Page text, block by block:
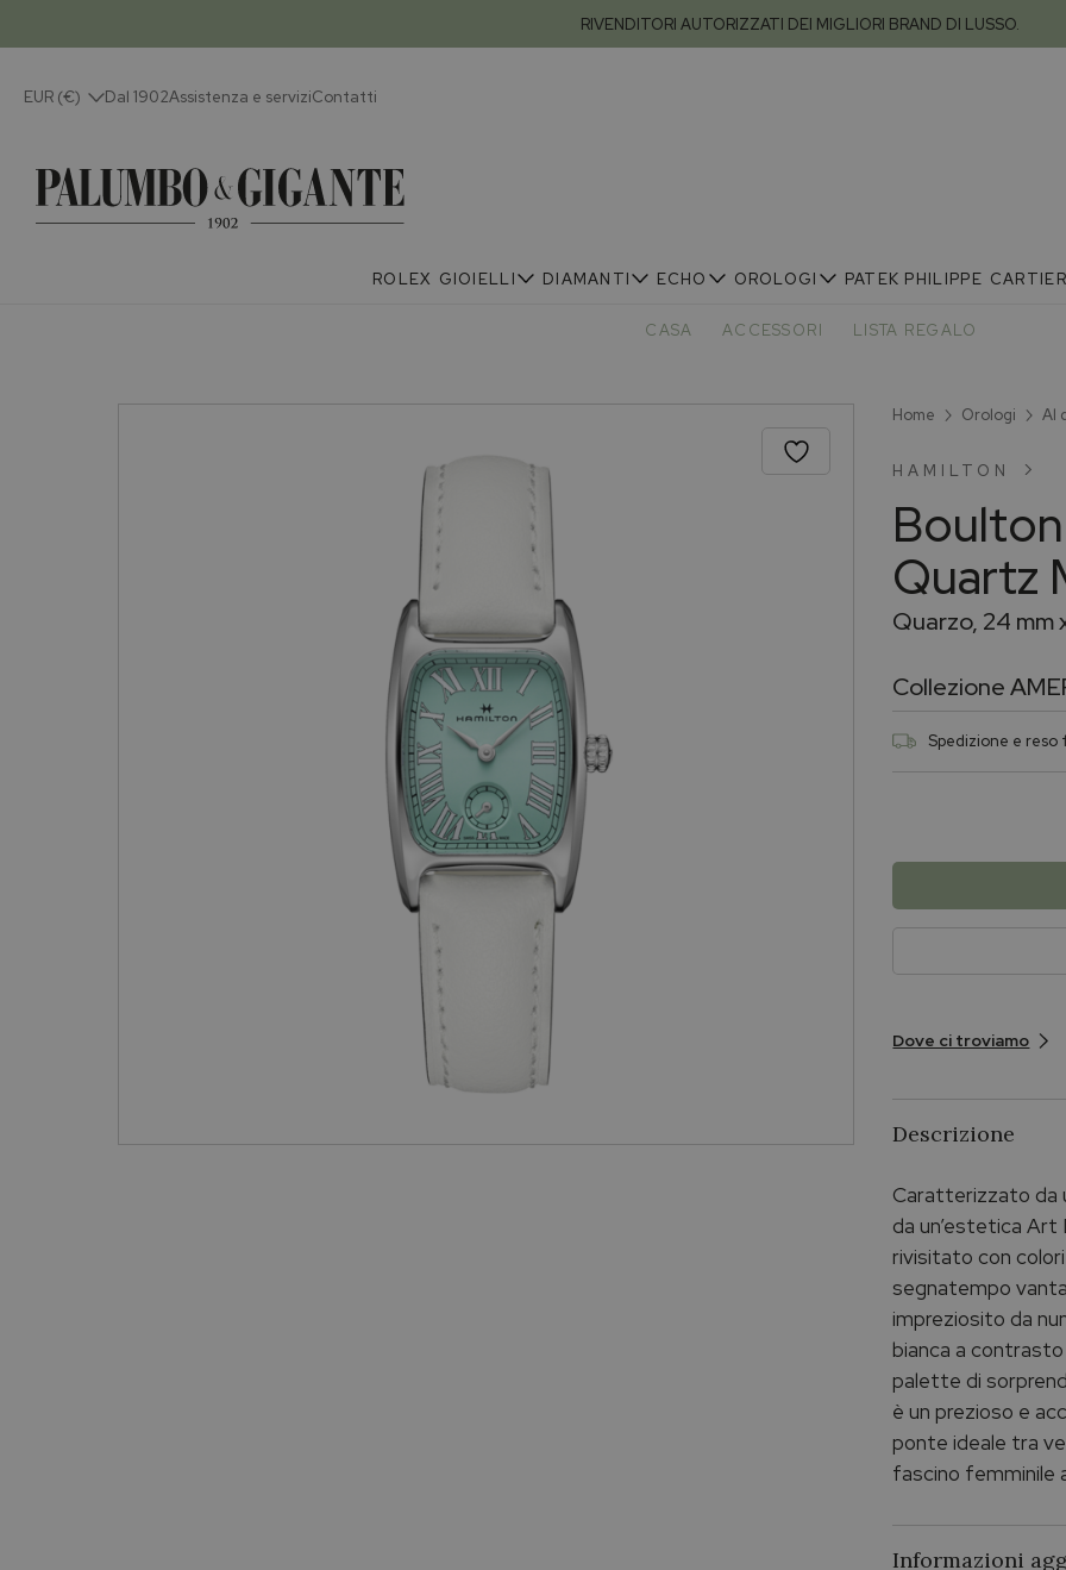
RIVENDITORI AUTORIZZATI DEI MIGLIORI BRAND DI LUSSO.
EUR (€) Dal 1902Assistenza e serviziContatti
ROLEX GIOIELLI DIAMANTI ECHO OROLOGI PATEK PHILIPPE CARTIER
CASA ACCESSORI LISTA REGALO
Home Orologi Al
HAMILTON
Quartz
Quarzo, 24 mm
Collezione
Spedizione e reso
Dove ci troviamo
Descrizione
Caratterizzato da
da un’estetica
rivisitato con
segnatempo
impreziosito da
bianca a
palette di
è un prezioso e
ponte ideale tra
fascino femminile
Informazioni